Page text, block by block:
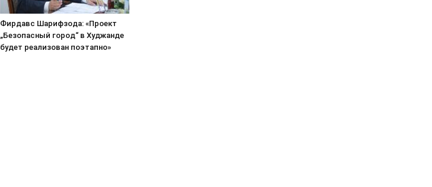
Фирдавс Шарифзода: «Проект
„Безопасный город“ в Худжанде
будет реализован поэтапно»